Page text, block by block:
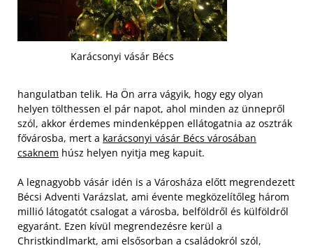
Karácsonyi vásár Bécs
hangulatban telik. Ha Ön arra vágyik, hogy egy olyan
helyen tölthessen el pár napot, ahol minden az ünnepről
szól, akkor érdemes mindenképpen ellátogatnia az osztrák
fővárosba, mert a karácsonyi vásár Bécs városában
csaknem húsz helyen nyitja meg kapuit.
A legnagyobb vásár idén is a Városháza előtt megrendezett
Bécsi Adventi Varázslat, ami évente megközelítőleg három
millió látogatót csalogat a városba, belföldről és külföldről
egyaránt. Ezen kívül megrendezésre kerül a
Christkindlmarkt, ami elsősorban a családokról szól,